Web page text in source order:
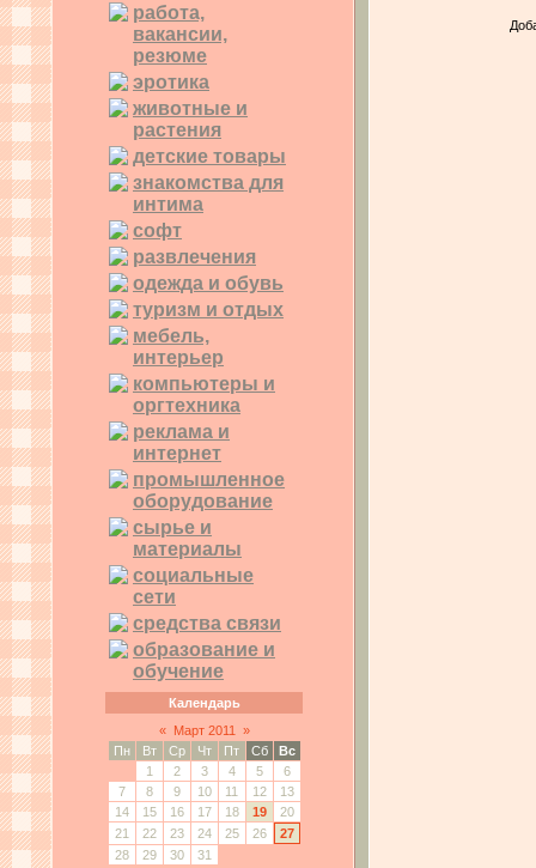
работа,
вакансии,
резюме
эротика
животные и
растения
детские товары
знакомства для
интима
софт
развлечения
одежда и обувь
туризм и отдых
мебель,
интерьер
компьютеры и
оргтехника
реклама и
интернет
промышленное
оборудование
сырье и
материалы
социальные
сети
средства связи
образование и
обучение
Календарь
«
Март 2011
»
Пн
Вт Ср Чт Пт Сб
Вс
1
2 3 4 5
6
7
8 9 10 11 12
13
14
15 16 17 18 19
20
21
22 23 24 25 26
27
28
29 30
31